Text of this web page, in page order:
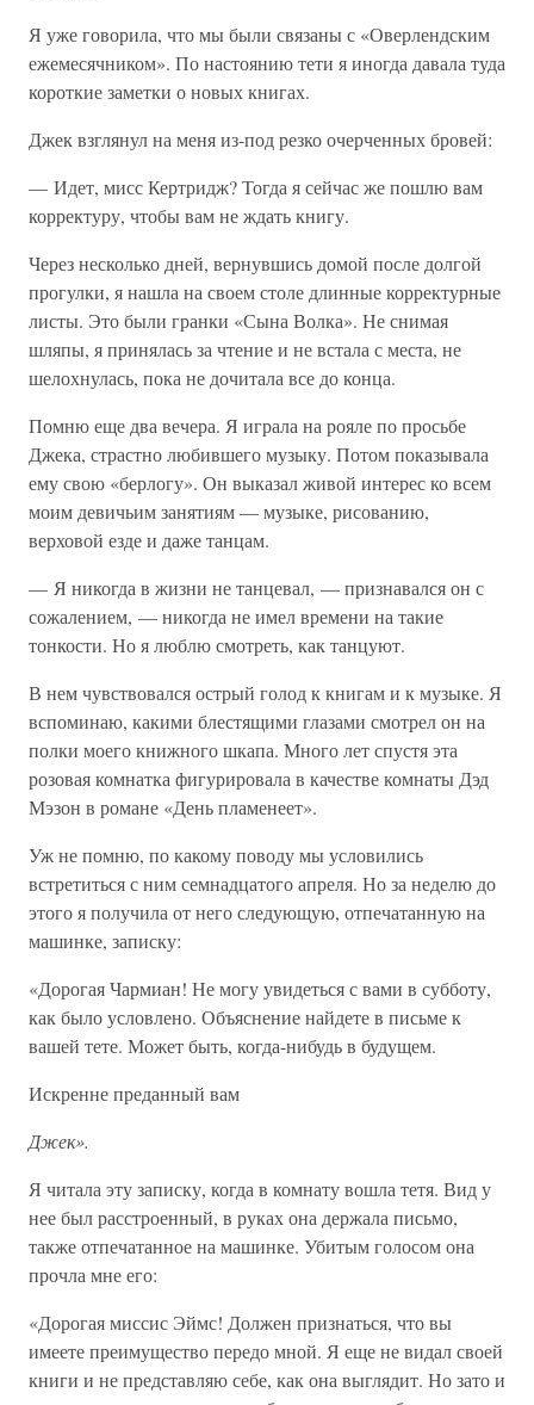
Я уже говорила, что мы были связаны с «Оверлендским
ежемесячником». По настоянию тети я иногда давала туда
короткие заметки о новых книгах.
Джек взглянул на меня из-под резко очерченных бровей:
— Идет, мисс Кертридж? Тогда я сейчас же пошлю вам
корректуру, чтобы вам не ждать книгу.
Через несколько дней, вернувшись домой после долгой
прогулки, я нашла на своем столе длинные корректурные
листы. Это были гранки «Сына Волка». Не снимая
шляпы, я принялась за чтение и не встала с места, не
шелохнулась, пока не дочитала все до конца.
Помню еще два вечера. Я играла на рояле по просьбе
Джека, страстно любившего музыку. Потом показывала
ему свою «берлогу». Он выказал живой интерес ко всем
моим девичьим занятиям — музыке, рисованию,
верховой езде и даже танцам.
— Я никогда в жизни не танцевал, — признавался он с
сожалением, — никогда не имел времени на такие
тонкости. Но я люблю смотреть, как танцуют.
В нем чувствовался острый голод к книгам и к музыке. Я
вспоминаю, какими блестящими глазами смотрел он на
полки моего книжного шкапа. Много лет спустя эта
розовая комнатка фигурировала в качестве комнаты Дэд
Мэзон в романе «День пламенеет».
Уж не помню, по какому поводу мы условились
встретиться с ним семнадцатого апреля. Но за неделю до
этого я получила от него следующую, отпечатанную на
машинке, записку:
«Дорогая Чармиан! Не могу увидеться с вами в субботу,
как было условлено. Объяснение найдете в письме к
вашей тете. Может быть, когда-нибудь в будущем.
Искренне преданный вам
Джек».
Я читала эту записку, когда в комнату вошла тетя. Вид у
нее был расстроенный, в руках она держала письмо,
также отпечатанное на машинке. Убитым голосом она
прочла мне его:
«Дорогая миссис Эймс! Должен признаться, что вы
имеете преимущество передо мной. Я еще не видал своей
книги и не представляю себе, как она выглядит. Но зато и